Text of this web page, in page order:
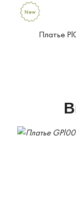
Платье
New